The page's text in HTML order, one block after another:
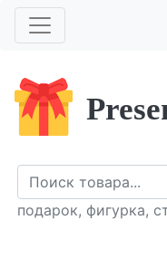
подарок, фигурка,